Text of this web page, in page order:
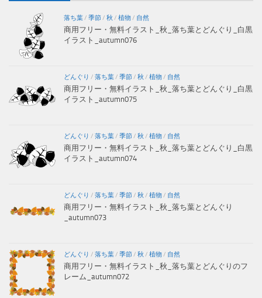
落ち葉/ 季節/ 秋 / 植物/ 自然
商用フリー・無料イラスト_秋_落ち葉とどんぐり_白黒
イラスト_autumn076
どんぐり / 落ち葉/ 季節/ 秋 / 植物/ 自然
商用フリー・無料イラスト_秋_落ち葉とどんぐり_白黒
イラスト_autumn075
どんぐり / 落ち葉/ 季節/ 秋 / 植物/ 自然
商用フリー・無料イラスト_秋_落ち葉とどんぐり_白黒
イラスト_autumn074
どんぐり / 落ち葉/ 季節/ 秋 / 植物/ 自然
商用フリー・無料イラスト_秋_落ち葉とどんぐり
_autumn073
どんぐり / 落ち葉/ 季節/ 秋 / 植物/ 自然
商用フリー・無料イラスト_秋_落ち葉とどんぐりのフ
レーム_autumn072